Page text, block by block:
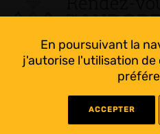
En poursuivant la
j'autorise l'utilisation de
ACCEPTER
Tout suivre